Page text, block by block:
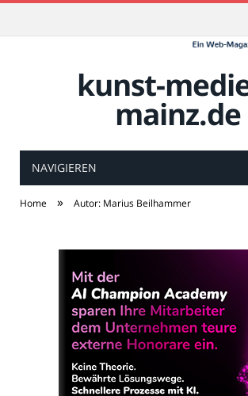
kunst-
mainz.de
NAVIGIEREN
Home » Autor: Marius Beilhammer